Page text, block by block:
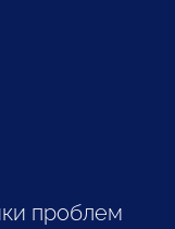
проблем